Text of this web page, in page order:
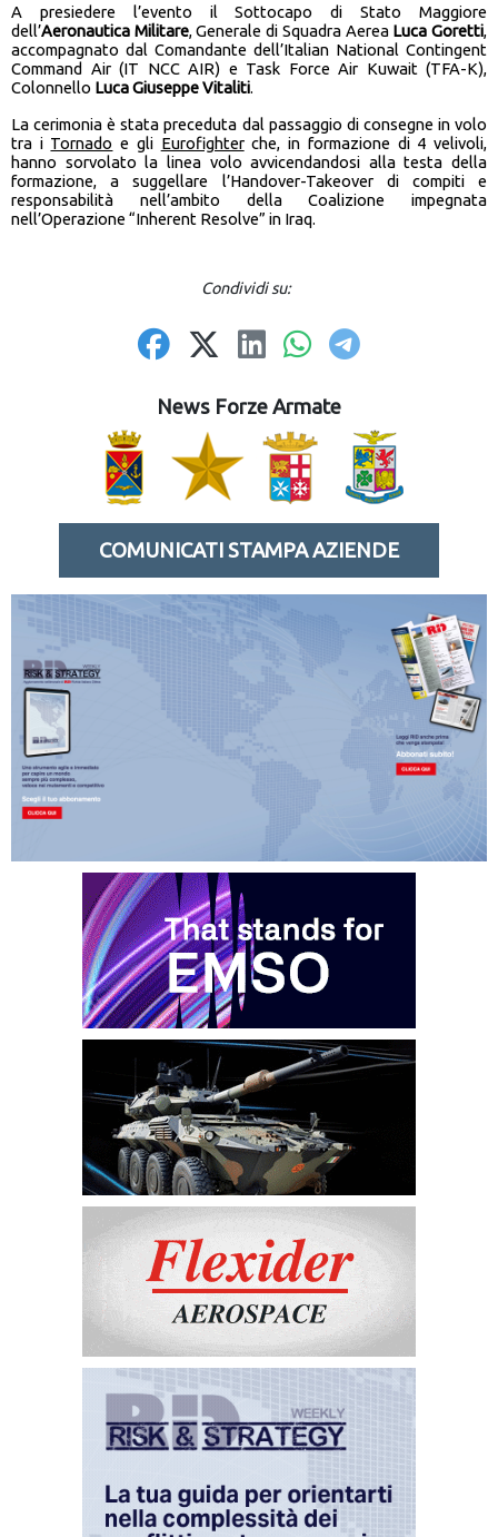
A presiedere l’evento il Sottocapo di Stato Maggiore
dell’Aeronautica Militare, Generale di Squadra Aerea Luca Goretti,
accompagnato dal Comandante dell’Italian National Contingent
Command Air (IT NCC AIR) e Task Force Air Kuwait (TFA-K),
Colonnello Luca Giuseppe Vitaliti.
La cerimonia è stata preceduta dal passaggio di consegne in volo
tra i Tornado e gli Eurofighterche, in formazione di 4 velivoli,
hanno sorvolato la linea volo avvicendandosi alla testa della
formazione, a suggellare l’Handover-Takeover di compiti e
responsabilità nell’ambito della Coalizione impegnata
nell’Operazione “Inherent Resolve” in Iraq.
Condividi su:
News Forze Armate
COMUNICATI STAMPA AZIENDE